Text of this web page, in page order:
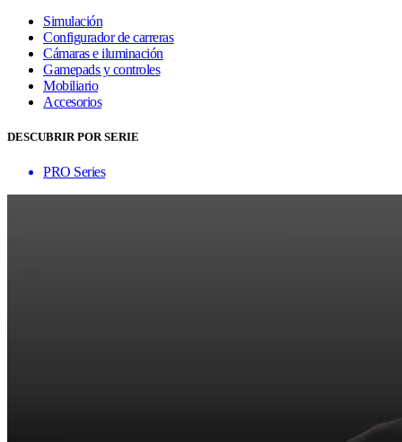
Simulación
Configurador de carreras
Cámaras e iluminación
Gamepads y controles
Mobiliario
Accesorios
DESCUBRIR POR SERIE
PRO Series